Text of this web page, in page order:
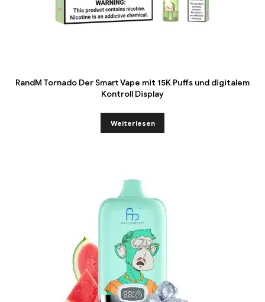
RandM Tornado Der Smart Vape mit 15K Puffs und digitalem
Kontroll Display
Weiterlesen